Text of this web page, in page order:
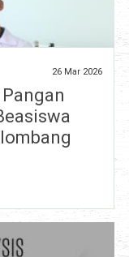
26 Mar 2026